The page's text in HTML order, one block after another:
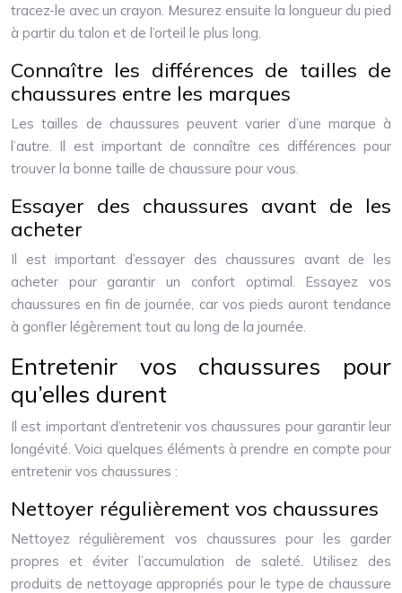
tracez-le avec un crayon. Mesurez ensuite la longueur du pied
à partir du talon et de l’orteil le plus long.
Connaître les différences de tailles de
chaussures entre les marques
Les tailles de chaussures peuvent varier d’une marque à
l’autre. Il est important de connaître ces différences pour
trouver la bonne taille de chaussure pour vous.
Essayer des chaussures avant de les
acheter
Il est important d’essayer des chaussures avant de les
acheter pour garantir un confort optimal. Essayez vos
chaussures en fin de journée, car vos pieds auront tendance
à gonfler légèrement tout au long de la journée.
Entretenir vos chaussures pour
qu’elles durent
Il est important d’entretenir vos chaussures pour garantir leur
longévité. Voici quelques éléments à prendre en compte pour
entretenir vos chaussures :
Nettoyer régulièrement vos chaussures
Nettoyez régulièrement vos chaussures pour les garder
propres et éviter l’accumulation de saleté. Utilisez des
produits de nettoyage appropriés pour le type de chaussure